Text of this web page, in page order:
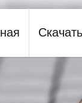
Скачать